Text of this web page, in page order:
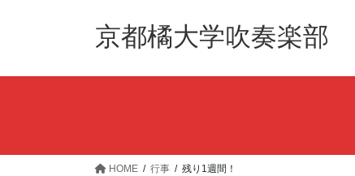
京都橘大学吹奏楽部
HOME 行事 残り1週間！